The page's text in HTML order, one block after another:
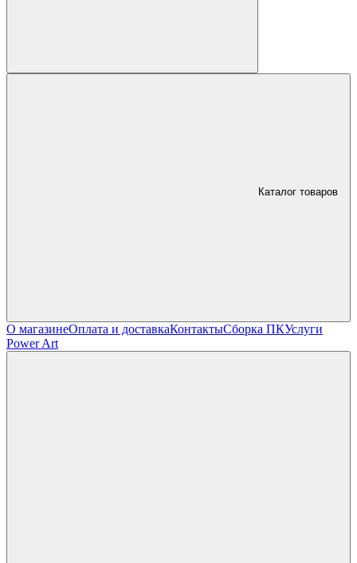
Каталог товаров
О магазинеОплата и доставкаКонтактыСборка ПКУслуги
Power Art